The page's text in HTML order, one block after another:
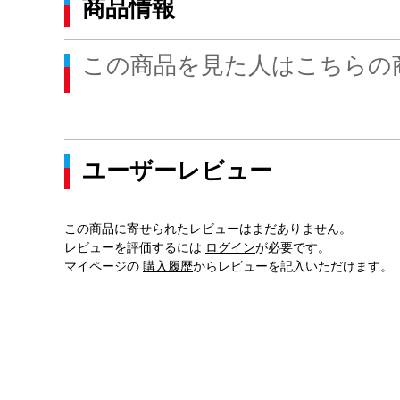
商品情報
この商品を見た人はこちら
ユーザーレビュー
この商品に寄せられたレビューはまだありません。
レビューを評価するには ログインが必要です。
マイページの 購入履歴からレビューを記入いただけます。